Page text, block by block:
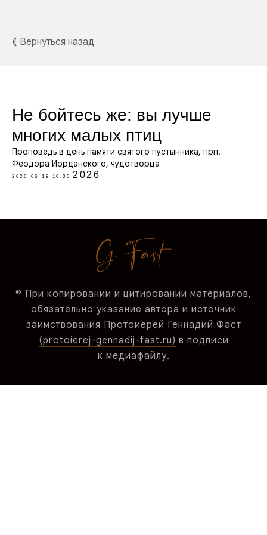
⟪ Вернуться назад
Не бойтесь же: вы лучше
многих малых птиц
Проповедь в день памяти святого пустынника, прп.
Феодора Иорданского, чудотворца
2026-06-18 10:00 2026
© При копировании и цитировании материалов,
обязательно указание автора и источник
заимствования Протоиерей Геннадий Фаст
(protoierej-gennadij-fast.ru) в подписи
к медиафайлу.